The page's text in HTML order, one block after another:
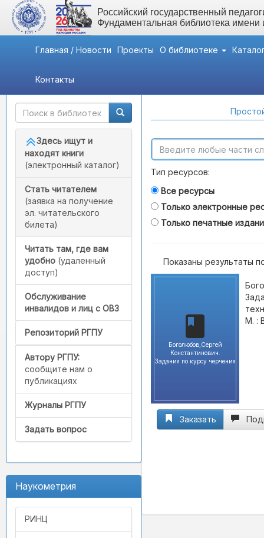
Российский государственный
Фундаментальная библиотека
Главная / Новости Проекты О библиотеке
Контакты
Быстрый доступ
Здесь ищут и
находят книги
(электронный каталог)
Стать читателем
(заявка на получение
эл. читательского
билета)
Читать там, где вам
удобно (удаленный
доступ)
Обслуживание
инвалидов и лиц с ОВЗ
Репозиторий РГПУ
Автору РГПУ:
сообщите нам о
публикациях
Журналы РГПУ
Задать вопрос
Наукометрия
РИНЦ
Тип ресурсов:
Все ресурсы
Только электронные
Только печатные
Показаны результаты
Боголюбов,Сергей
Константинович.
Задания по курсу черчения
М. :
Заказать